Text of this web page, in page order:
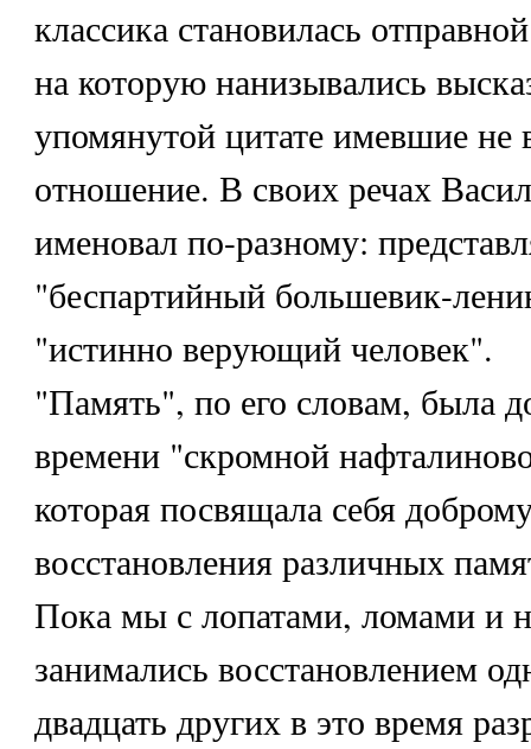
классика становилась
на которую нанизывались
упомянутой цитате имевшие не
отношение. В своих речах
именовал по-разному:
"беспартийный большевик-
"истинно верующий человек".
"Память", по его словам, была
времени "скромной
которая посвящала себя
восстановления различных
Пока мы с лопатами, ломами и
занимались восстановлением
двадцать других в это время